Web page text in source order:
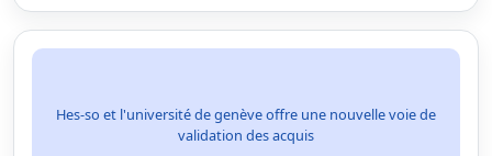
Hes-so et l'université de genève offre une nouvelle voie de
validation des acquis